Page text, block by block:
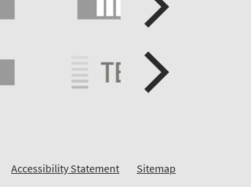
Accessibility Statement Sitemap